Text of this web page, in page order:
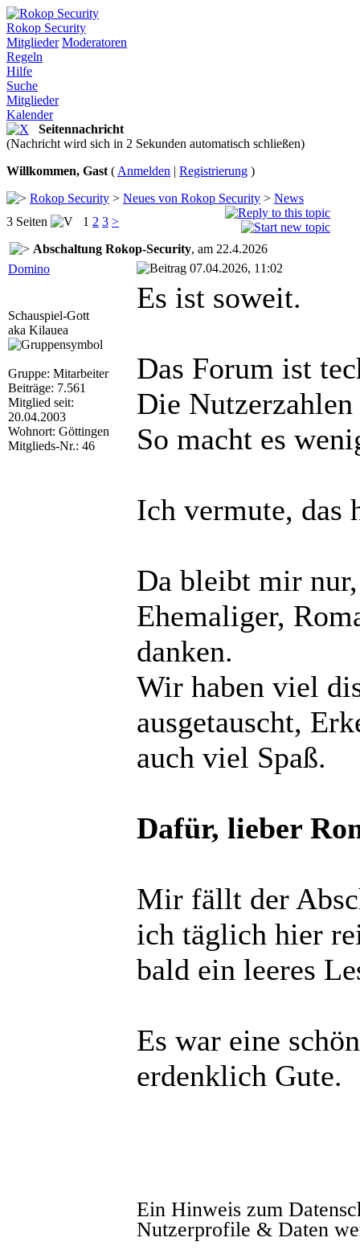
Rokop Security
Mitglieder Moderatoren
Regeln
Hilfe
Suche
Mitglieder
Kalender
Seitennachricht
(Nachricht wird sich in 2 Sekunden automatisch schließen)
Willkommen, Gast ( Anmelden | Registrierung )
Rokop Security > Neues von Rokop Security > News
3 Seiten
1 2 3 >
Abschaltung Rokop-Security, am 22.4.2026
Domino
07.04.2026, 11:02
Schauspiel-Gott
aka Kilauea
Gruppe: Mitarbeiter
Beiträge: 7.561
Mitglied seit:
20.04.2003
Wohnort: Göttingen
Mitglieds-Nr.: 46
Es ist soweit.
Das Forum ist
Die
So macht es
Ich vermute, das
Da bleibt mir
Ehemaliger,
danken.
Wir haben viel
ausgetauscht,
auch viel Spaß.
Dafür, lieber
Mir fällt der
ich täglich hier
bald ein leeres
Es war eine
erdenklich Gute.
Ein Hinweis zum
Nutzerprofile & Daten